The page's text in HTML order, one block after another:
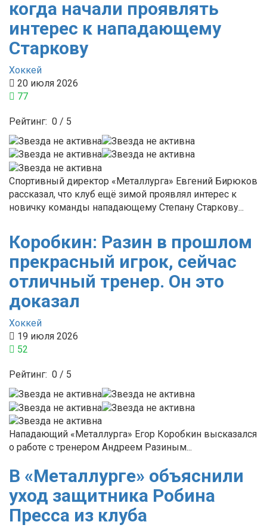
когда начали проявлять
интерес к нападающему
Старкову
Хоккей
20 июля 2026
77
Рейтинг: 0 / 5
Спортивный директор «Металлурга» Евгений Бирюков
рассказал, что клуб ещё зимой проявлял интерес к
новичку команды нападающему Степану Старкову...
Коробкин: Разин в прошлом
прекрасный игрок, сейчас
отличный тренер. Он это
доказал
Хоккей
19 июля 2026
52
Рейтинг: 0 / 5
Нападающий «Металлурга» Егор Коробкин высказался
о работе с тренером Андреем Разиным...
В «Металлурге» объяснили
уход защитника Робина
Пресса из клуба